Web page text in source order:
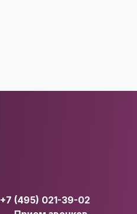
+7 (495) 021-39-02